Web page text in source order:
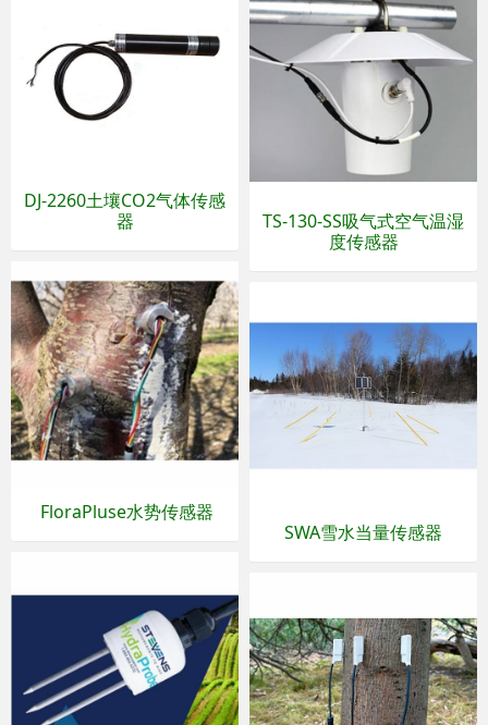
DJ-2260土壤CO2气体传感
器
TS-130-SS吸气式空气温湿
度传感器
FloraPluse水势传感器
SWA雪水当量传感器